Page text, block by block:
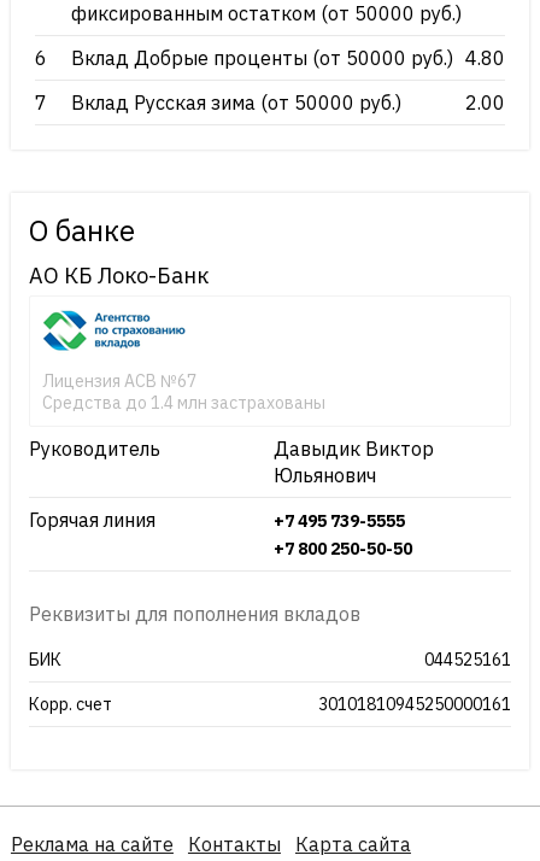
фиксированным остатком (от 50000 руб.)
6 Вклад Добрые проценты (от 50000 руб.) 4.80
7
Вклад Русская зима (от 50000 руб.) 2.00
О банке
АО КБ Локо-Банк
Лицензия АСВ №67
Средства до 1.4 млн застрахованы
Руководитель
Давыдик Виктор
Юльянович
Горячая линия
+7 495 739-5555
+7 800 250-50-50
Реквизиты для пополнения вкладов
БИК 044525161
Корр. счет 30101810945250000161
Реклама на сайте Контакты Карта сайта